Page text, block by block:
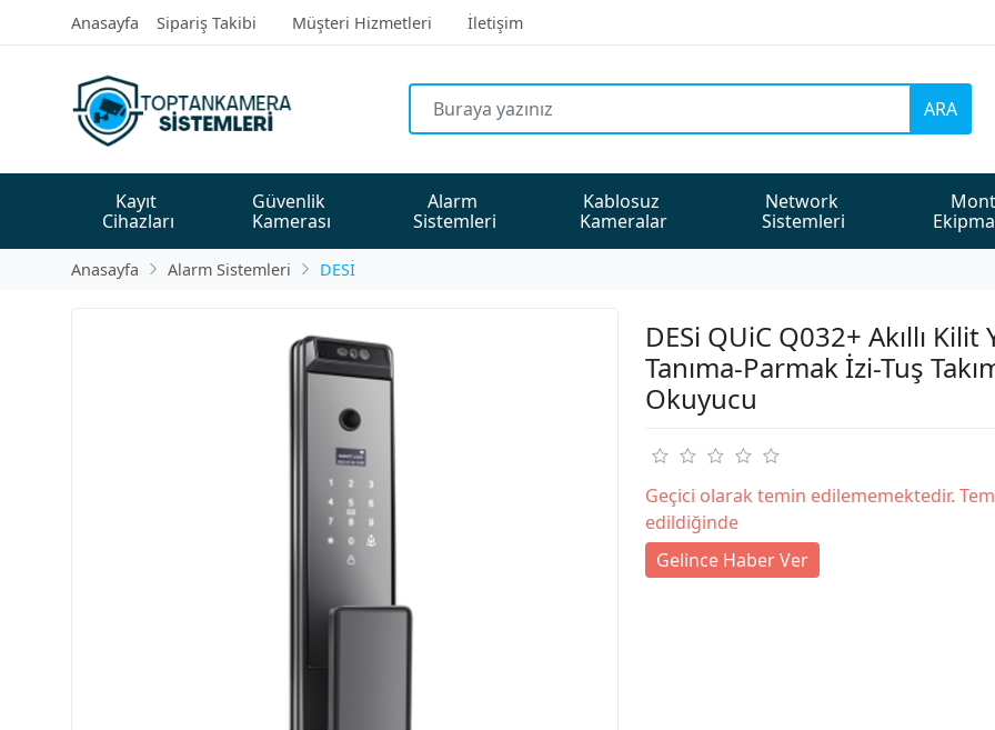
Anasayfa Sipariş Takibi Müşteri Hizmetleri İletişim
ARA
Kayıt
Cihazları
Güvenlik
Kamerası
Alarm
Sistemleri
Kablosuz
Kameralar
Network
Sistemleri
Anasayfa Alarm Sistemleri DESİ
DESi QUiC Q032+ Akıllı Kilit
Tanıma-Parmak İzi-Tuş
Okuyucu
Geçici olarak temin edilememektedir.
edildiğinde
Gelince Haber Ver